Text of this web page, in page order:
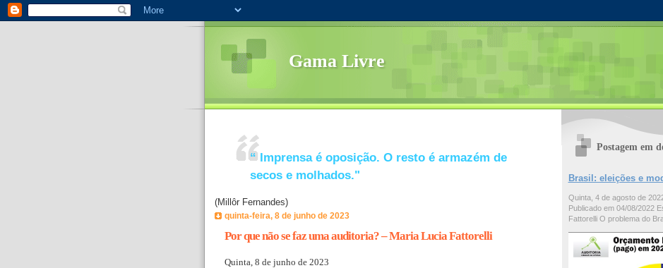
Gama Livre
“ Imprensa é oposição. O resto é armazém de
secos e molhados."
(Millôr Fernandes)
quinta-feira, 8 de junho de 2023
Por que não se faz uma auditoria? – Maria Lucia Fattorelli
Quinta, 8 de junho de 2023
Postagem em
Brasil: eleições e
Quinta, 4 de agosto de
Publicado em 04/08/2022
Fattorelli O problema do